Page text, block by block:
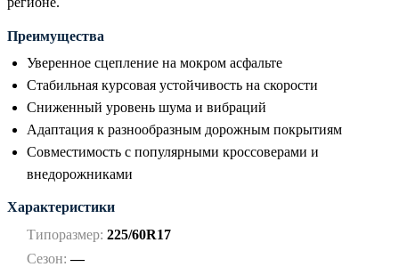
Преимущества
Уверенное сцепление на мокром асфальте
Стабильная курсовая устойчивость на скорости
Сниженный уровень шума и вибраций
Адаптация к разнообразным дорожным покрытиям
Совместимость с популярными кроссоверами и
внедорожниками
Характеристики
Типоразмер: 225/60R17
Сезон: —